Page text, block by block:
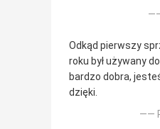
Odkąd pierwszy
roku był używany
bardzo dobra,
dzięki.
——